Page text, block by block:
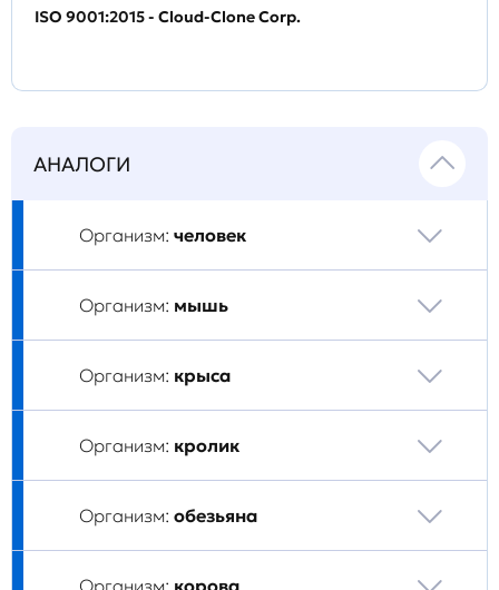
ISO 9001:2015 - Cloud-Clone Corp.
АНАЛОГИ
Организм: человек
Организм: мышь
Организм: крыса
Организм: кролик
Организм: обезьяна
Организм: корова